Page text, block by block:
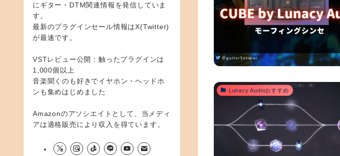
Lunacy Audioおすすめ
にギター・DTM関連情報を発信していま
す。
最新のプラグインセール情報はX(Twitter)
が最速です。
VSTレビュー公開：触ったプラグインは
1,000個以上
音楽聞くのも好きでイヤホン・ヘッドホ
ンも集めはじめました
Amazonのアソシエイトとして、当メディ
アは適格販売により収入を得ています。